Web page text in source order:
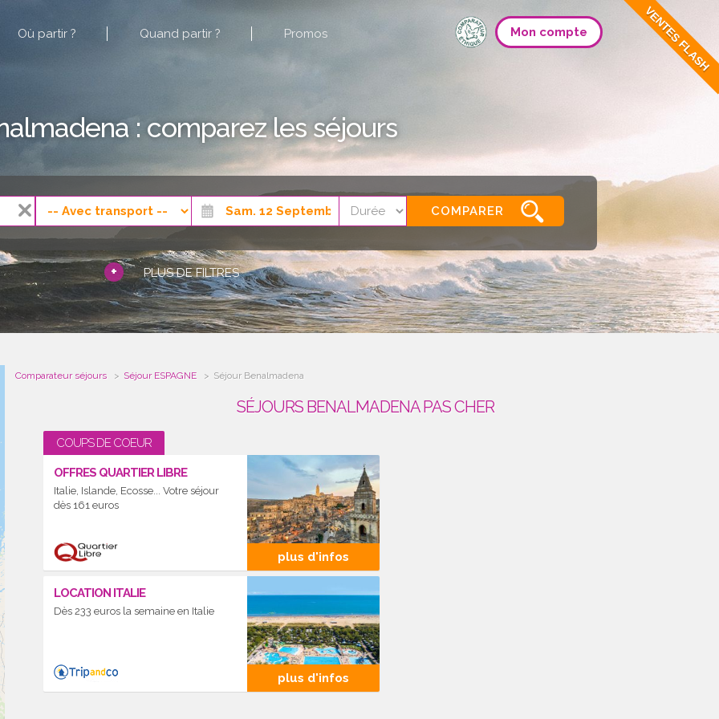
VENTES FLASH
Où partir ? Quand partir ? Promos Mon compte
: comparez les séjours
COMPARER
+ PLUS DE FILTRES
Comparateur séjours Séjour ESPAGNE Séjour Benalmadena
SÉJOURS BENALMADENA PAS CHER
COUPS DE COEUR
OFFRES QUARTIER LIBRE
Italie, Islande, Ecosse... Votre séjour
dès 161 euros
plus d'infos
LOCATION ITALIE
Dès 233 euros la semaine en Italie
plus d'infos